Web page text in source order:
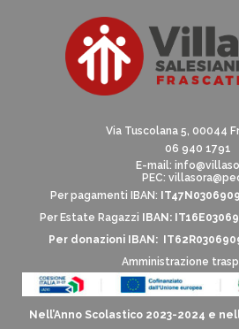
Via Tuscolana 5, 00044
06 940 1791
E-mail:
PEC:
Per pagamenti IBAN:
Per Estate Ragazzi IBAN:
Per donazioni IBAN:
Amministrazione
Nell’Anno Scolastico 2023-2024 e